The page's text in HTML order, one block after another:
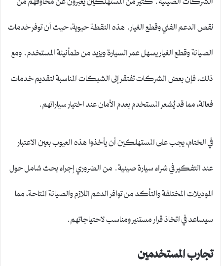
نقص الدعم الفني وقطع الغيار. هذه النقطة حيوية، حيث أن توفر خدمات
الصيانة وقطع الغيار يسهل عمر السيارة ويزيد من طمأنينة المستخدم. ومع
ذلك، فإن بعض الشركات تفتقر إلى الشبكات المناسبة لتقديم خدمات
فعالة، مما قد يُشعر المستخدم بعدم الأمان عند اختيار سياراتهم.
في الختام، يجب على المستهلكين أن يأخذوا هذه العيوب بعين الاعتبار
عند التفكير في شراء سيارة صينية. من الضروري إجراء بحث شامل حول
الموديلات المختلفة والتأكد من توافر الدعم اللازم والصيانة المتاحة، مما
سيساعد في اتخاذ قرار مستنير ومناسب لاحتياجاتهم.
تجارب المستخدمين